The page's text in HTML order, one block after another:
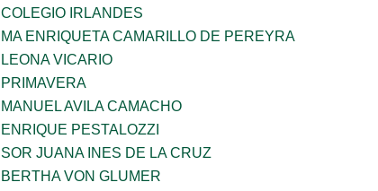
COLEGIO IRLANDES
MA ENRIQUETA CAMARILLO DE PEREYRA
LEONA VICARIO
PRIMAVERA
MANUEL AVILA CAMACHO
ENRIQUE PESTALOZZI
SOR JUANA INES DE LA CRUZ
BERTHA VON GLUMER